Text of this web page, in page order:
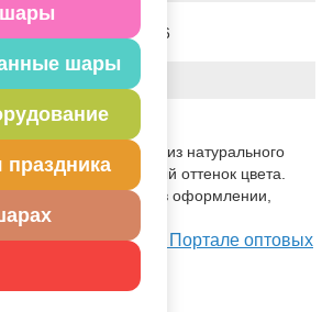
шары
05-07-2026
2.200 г
шар из натурального
- перламутровый оттенок цвета.
для исполь зования в оформлении,
печати.
Металлик Purple на Портале оптовых